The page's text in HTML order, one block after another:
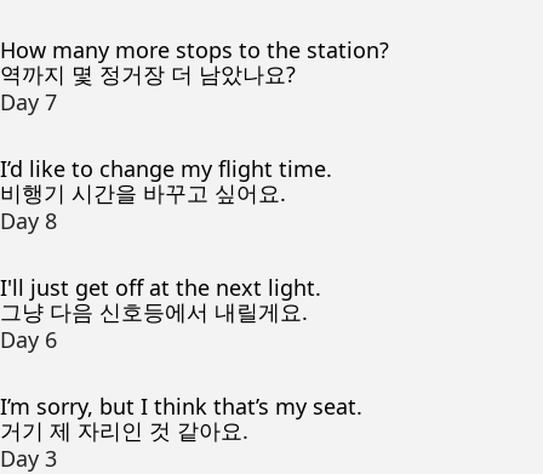
How many more stops to the station?
역까지 몇 정거장 더 남았나요?
Day 7
I’d like to change my flight time.
비행기 시간을 바꾸고 싶어요.
Day 8
I'll just get off at the next light.
그냥 다음 신호등에서 내릴게요.
Day 6
I’m sorry, but I think that’s my seat.
거기 제 자리인 것 같아요.
Day 3